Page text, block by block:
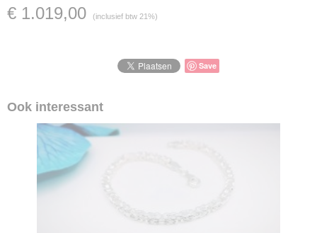
€ 1.019,00 (inclusief btw 21%)
Save
Ook interessant